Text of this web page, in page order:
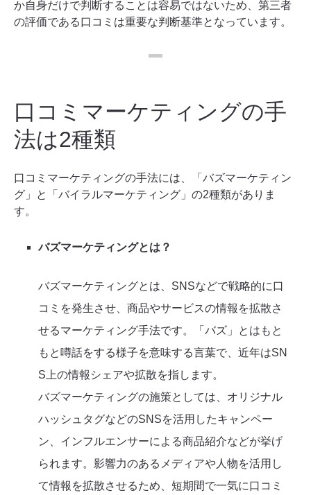
か自身だけで判断することは容易ではないため、第三者
の評価である口コミは重要な判断基準となっています。
口コミマーケティングの手
法は2種類
口コミマーケティングの手法には、「バズマーケティン
グ」と「バイラルマーケティング」の2種類がありま
す。
バズマーケティングとは？
バズマーケティングとは、SNSなどで戦略的に口
コミを発生させ、商品やサービスの情報を拡散さ
せるマーケティング手法です。「バズ」とはもと
もと噂話をする様子を意味する言葉で、近年はSN
S上の情報シェアや拡散を指します。
バズマーケティングの施策としては、オリジナル
ハッシュタグなどのSNSを活用したキャンペー
ン、インフルエンサーによる商品紹介などが挙げ
られます。影響力のあるメディアや人物を活用し
て情報を拡散させるため、短期間で一気に口コミ